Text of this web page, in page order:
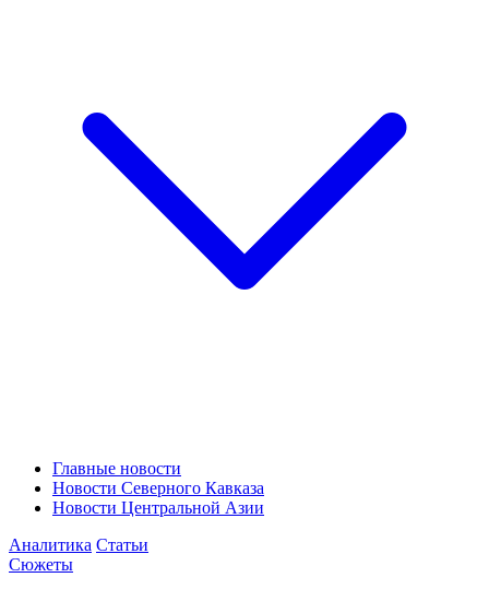
Главные новости
Новости Северного Кавказа
Новости Центральной Азии
Аналитика Статьи
Сюжеты